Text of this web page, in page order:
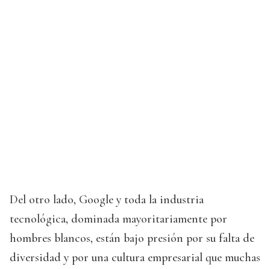
Del otro lado, Google y toda la industria
tecnológica, dominada mayoritariamente por
hombres blancos, están bajo presión por su falta de
diversidad y por una cultura empresarial que muchas